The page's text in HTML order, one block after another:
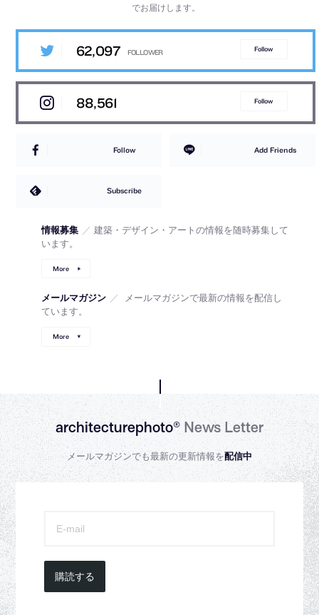
でお届けします。
62,097 Follow
88,561 Follow
Follow Add Friends
Subscribe
情報募集 ／ 建築・デザイン・アートの情報を随時募集して
います。
More
メールマガジン ／
メールマガジンで最新の情報を配信し
ています。
More
architecturephoto®News Letter
メールマガジンでも最新の更新情報を配信中
購読する